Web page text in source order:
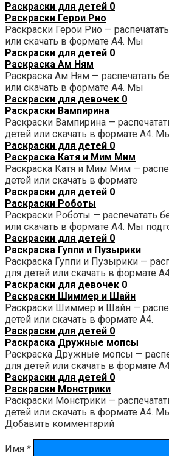
Раскраски для детей 0
Раскраски Герои Рио
Раскраски Герои Рио —
или скачать в формате А4. Мы
Раскраски для детей 0
Раскраска Ам Ням
Раскраска Ам Ням — распечатать
или скачать в формате А4. Мы
Раскраски для девочек 0
Раскраски Вампирина
Раскраски Вампирина —
детей или скачать в формате А4.
Раскраски для детей 0
Раскраска Катя и Мим Мим
Раскраска Катя и Мим Мим —
детей или скачать в формате
Раскраски для детей 0
Раскраски Роботы
Раскраски Роботы — распечатать
или скачать в формате А4. Мы
Раскраски для детей 0
Раскраска Гуппи и Пузырики
Раскраска Гуппи и Пузырики —
для детей или скачать в формате
Раскраски для девочек 0
Раскраски Шиммер и Шайн
Раскраски Шиммер и Шайн —
детей или скачать в формате А4.
Раскраски для детей 0
Раскраска Дружные мопсы
Раскраска Дружные мопсы —
для детей или скачать в формате
Раскраски для детей 0
Раскраски Монстрики
Раскраски Монстрики —
детей или скачать в формате А4.
Добавить комментарий
Имя *